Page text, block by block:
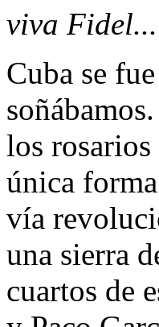
viva Fidel...
Cuba se
los
única
vía
una sierra
cuartos de